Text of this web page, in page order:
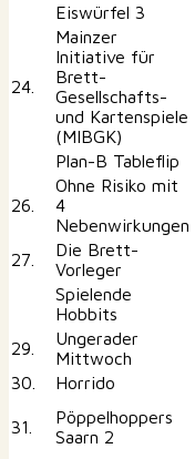
Eiswürfel 3
24.
Mainzer
Initiative für
Brett-
Gesellschafts-
und Kartenspiele
(MIBGK)
Plan-B Tableflip
26.
Ohne Risiko mit
4
Nebenwirkungen
27.
Die Brett-
Vorleger
Spielende
Hobbits
29.
Ungerader
Mittwoch
30.
Horrido
31.
Pöppelhoppers
Saarn 2